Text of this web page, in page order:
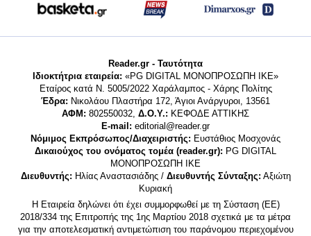
Reader.gr - Ταυτότητα
Ιδιοκτήτρια εταιρεία: «PG DIGITAL MONΟΠΡΟΣΩΠΗ ΙΚΕ»
Εταίρος κατά Ν. 5005/2022 Χαράλαμπος - Χάρης Πολίτης
Έδρα: Νικολάου Πλαστήρα 172, Άγιοι Ανάργυροι, 13561
ΑΦΜ: 802550032, Δ.Ο.Υ.: ΚΕΦΟΔΕ ΑΤΤΙΚΗΣ
E-mail: editorial@reader.gr
Νόμιμος Εκπρόσωπος/Διαχειριστής: Ευστάθιος Μοσχονάς
Δικαιούχος του ονόματος τομέα (reader.gr): PG DIGITAL
MONΟΠΡΟΣΩΠΗ ΙΚΕ
Διευθυντής: Ηλίας Αναστασιάδης / Διευθυντής Σύνταξης: Αξιώτη
Κυριακή
Η Εταιρεία δηλώνει ότι έχει συμμορφωθεί με τη Σύσταση (ΕΕ)
2018/334 της Επιτροπής της 1ης Μαρτίου 2018 σχετικά με τα μέτρα
για την αποτελεσματική αντιμετώπιση του παράνομου περιεχομένου